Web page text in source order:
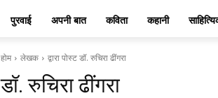
पुरवाई अपनी बात कविता कहानी
होम लेखक द्वारा पोस्ट डॉ. रुचिरा ढींगरा
डॉ. रुचिरा ढींगरा